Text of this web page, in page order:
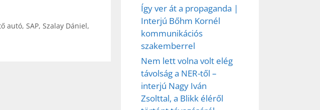
autó, SAP, Szalay Dániel,
Így ver át a propaganda |
Interjú Bőhm Kornél
kommunikációs
szakemberrel
Nem lett volna volt elég
távolság a NER-től –
interjú Nagy Iván
Zsolttal, a Blikk éléről